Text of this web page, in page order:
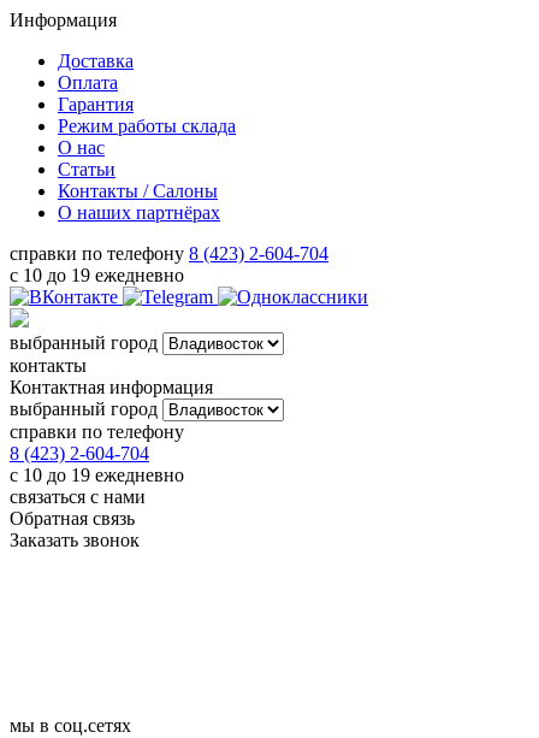
Информация
Доставка
Оплата
Гарантия
Режим работы склада
О нас
Статьи
Контакты / Салоны
О наших партнёрах
справки по телефону 8 (423) 2-604-704
с 10 до 19 ежедневно
выбранный город
контакты
Контактная информация
выбранный город
справки по телефону
8 (423) 2-604-704
с 10 до 19 ежедневно
связаться с нами
Обратная связь
Заказать звонок
мы в соц.сетях